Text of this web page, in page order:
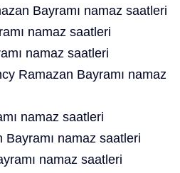
Bayramı namaz saatleri
namaz saatleri
namaz saatleri
Ramazan Bayramı namaz
namaz saatleri
namaz saatleri
namaz saatleri